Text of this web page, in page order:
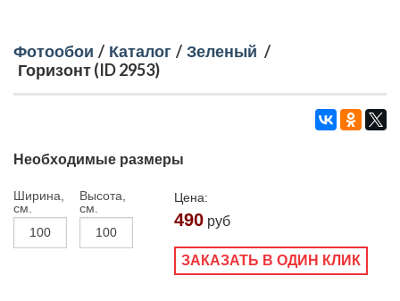
Фотообои / Каталог / Зеленый /
Горизонт (ID 2953)
Необходимые размеры
Ширина,
см.
Высота,
см.
Цена:
490 руб
ЗАКАЗАТЬ В ОДИН КЛИК